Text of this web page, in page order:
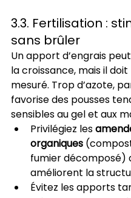
3.3. Fertilisation :
sans brûler
Un apport d’engrais
la croissance, mais il
mesuré. Trop d’azote,
favorise des pousses
sensibles au gel et aux
Privilégiez les
organiques
fumier décomposé)
améliorent la
Évitez les apports